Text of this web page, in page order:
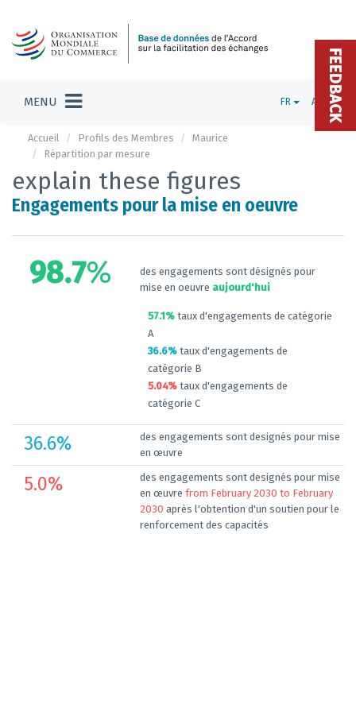
MENU FR ADMIN
Accueil Profils des Membres
Maurice
Répartition par mesure
explain these figures
Engagements pour la mise en oeuvre
98.7%
des engagements sont désignés pour
mise en oeuvre aujourd'hui
57.1% taux d'engagements de catégorie
A
36.6% taux d'engagements de
catégorie B
5.04% taux d'engagements de
catégorie C
36.6%
des engagements sont designés pour mise
en œuvre
5.0%
des engagements sont designés pour mise
en œuvre from February 2030 to February
2030 après l'obtention d'un soutien pour le
renforcement des capacités
FEEDBACK